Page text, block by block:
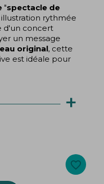
"spectacle de
rythmée
d'un concert
un message
original, cette
est idéale pour
+
favorite_border